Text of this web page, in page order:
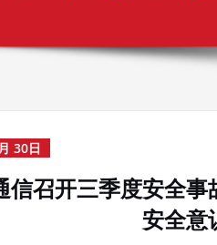
30日
信召开三季度安全
安全意